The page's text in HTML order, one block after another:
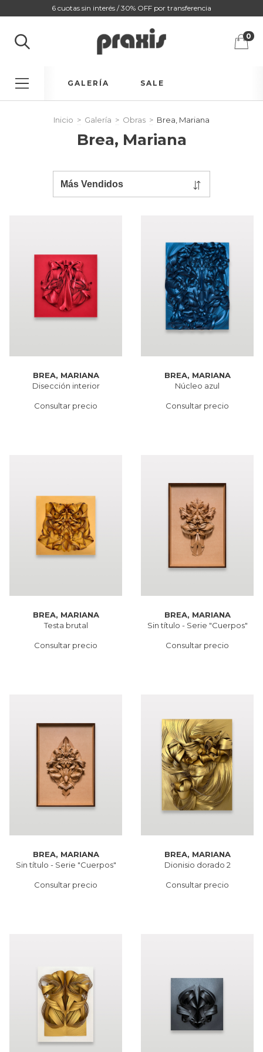
6 cuotas sin interés / 30% OFF por transferencia
0
GALERÍA SALE
Inicio > Galería > Obras > Brea, Mariana
Brea, Mariana
BREA, MARIANA
Disección interior
Consultar precio
BREA, MARIANA
Núcleo azul
Consultar precio
BREA, MARIANA
Testa brutal
Consultar precio
BREA, MARIANA
Sin título - Serie "Cuerpos"
Consultar precio
BREA, MARIANA
Sin título - Serie "Cuerpos"
Consultar precio
BREA, MARIANA
Dionisio dorado 2
Consultar precio